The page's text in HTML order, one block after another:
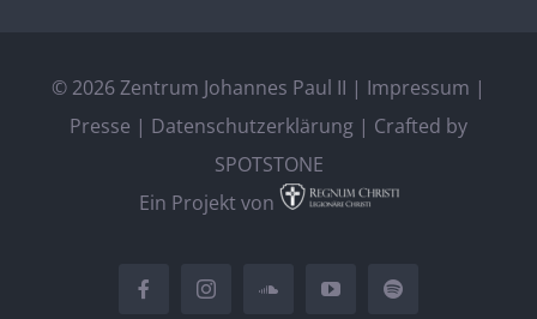
© 2026 Zentrum Johannes Paul II | Impressum |
Presse | Datenschutzerklärung | Crafted by
SPOTSTONE
Ein Projekt von
FacebookInstagramSoundCloudYouTubeSpotify